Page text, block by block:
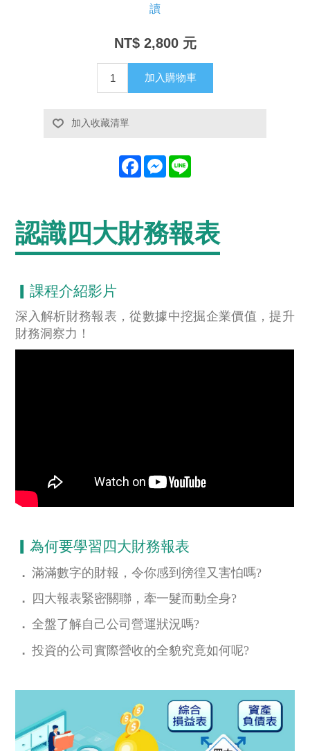
讀
NT$ 2,800 元
加入購物車
加入收藏清單
FacebookMessenger
認識四大財務報表
▎課程介紹影片
深入解析財務報表，從數據中挖掘企業價值，提升
財務洞察力！
▎為何要學習四大財務報表
．滿滿數字的財報，令你感到徬徨又害怕嗎?
． 四大報表緊密關聯，牽一髮而動全身?
．全盤了解自己公司營運狀況嗎?
．投資的公司實際營收的全貌究竟如何呢?